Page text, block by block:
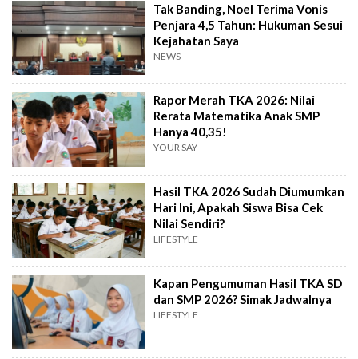
Tak Banding, Noel Terima Vonis
Penjara 4,5 Tahun: Hukuman Sesui
Kejahatan Saya
NEWS
Rapor Merah TKA 2026: Nilai
Rerata Matematika Anak SMP
Hanya 40,35!
YOUR SAY
Hasil TKA 2026 Sudah Diumumkan
Hari Ini, Apakah Siswa Bisa Cek
Nilai Sendiri?
LIFESTYLE
Kapan Pengumuman Hasil TKA SD
dan SMP 2026? Simak Jadwalnya
LIFESTYLE